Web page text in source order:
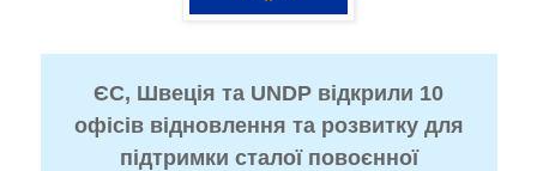
ЄС, Швеція та UNDP відкрили 10
офісів відновлення та розвитку для
підтримки сталої повоєнної